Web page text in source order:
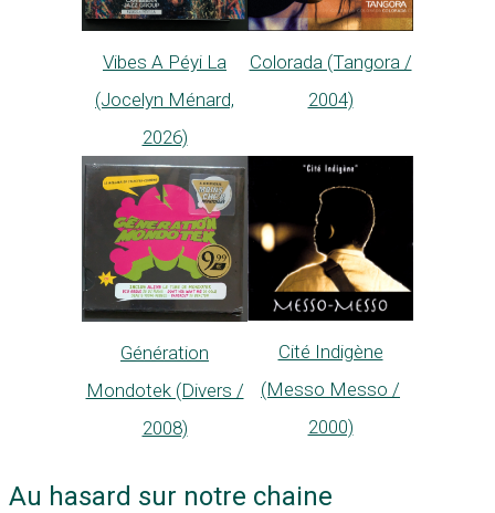
Vibes A Péyi La
(Jocelyn Ménard,
2026)
Colorada (Tangora /
2004)
Génération
Mondotek (Divers /
2008)
Cité Indigène
(Messo Messo /
2000)
Au hasard sur notre chaine